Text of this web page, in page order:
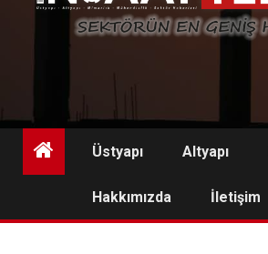
Üstyapı Altyapı
Hakkımızda İletişim